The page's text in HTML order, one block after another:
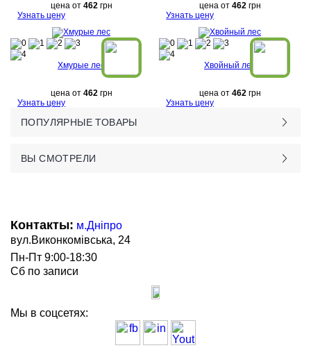
цена от 462грн
Узнать цену
цена от 462грн
Узнать цену
Хмурые лес
цена от 462грн
Узнать цену
Хвойный лес
цена от 462грн
Узнать цену
ПОПУЛЯРНЫЕ ТОВАРЫ
ВЫ СМОТРЕЛИ
Контакты: м.Дніпро
вул.Виконкомівська, 24
Пн-Пт 9:00-18:30
Сб по записи
Мы в соцсетях: